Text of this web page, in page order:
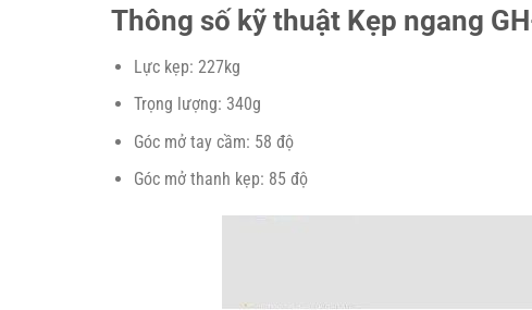
Thông số kỹ thuật Kẹp ngang
Lực kẹp: 227kg
Trọng lượng: 340g
Góc mở tay cầm: 58 độ
Góc mở thanh kẹp: 85 độ